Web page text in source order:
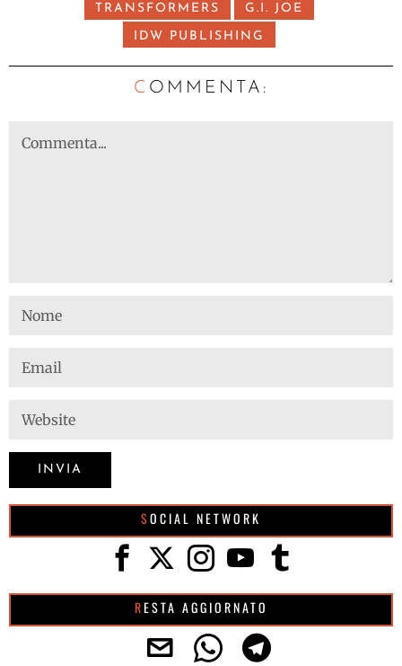
TRANSFORMERS G.I. JOE
IDW PUBLISHING
C OMMENTA:
SOCIAL NETWORK
RESTA AGGIORNATO